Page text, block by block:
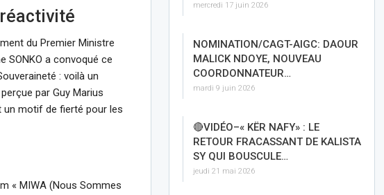
du Premier Ministre
SONKO a convoqué ce
: voilà un
par Guy Marius
un motif de fierté pour les
« MIWA (Nous Sommes
mercredi 17 juin 2026
NOMINATION/CAGT-AIGC: DAOUR
MALICK NDOYE, NOUVEAU
COORDONNATEUR…
mardi 9 juin 2026
🔴VIDÉO–« KËR NAFY» : LE
RETOUR FRACASSANT DE KALISTA
SY QUI BOUSCULE…
jeudi 21 mai 2026